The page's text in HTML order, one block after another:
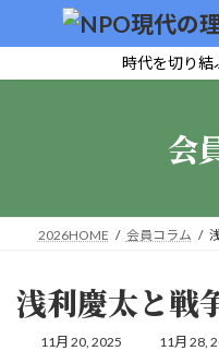
ン
ー
時代を切り結
会
2026HOME 会員コラム
浅利慶太と戦
11月 20, 2025
最
11月 28,